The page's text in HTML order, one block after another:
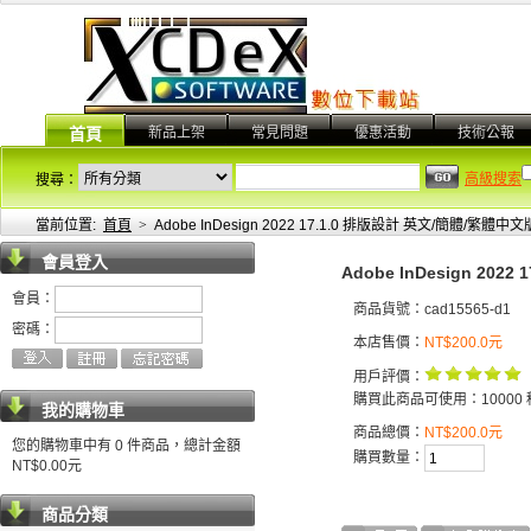
首頁 新品上架 常見問題 優惠活動 技術公報
搜尋： 高級搜索
當前位置: 首頁 > Adobe InDesign 2022 17.1.0 排版設計 英文/簡體/繁體中文
會員登入
會員：
密碼：
我的購物車
您的購物車中有 0 件商品，總計金額
NT$0.00元
商品分類
Adobe InDesign 2022
商品貨號：cad15565-d1
本店售價： NT$200.0元
用戶評價：
購買此商品可使用：10000
商品總價： NT$200.0元
購買數量：